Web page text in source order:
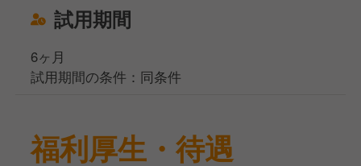
試用期間
6ヶ月
試用期間の条件：同条件
福利厚生・待遇